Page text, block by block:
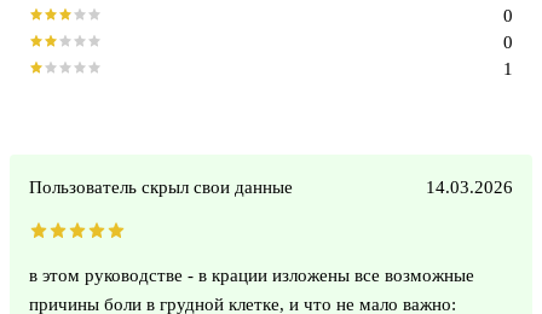
1
0
0
Пользователь скрыл свои данные 14.03.2026
в этом руководстве - в крации изложены все возможные
причины боли в грудной клетке, и что не мало важно: